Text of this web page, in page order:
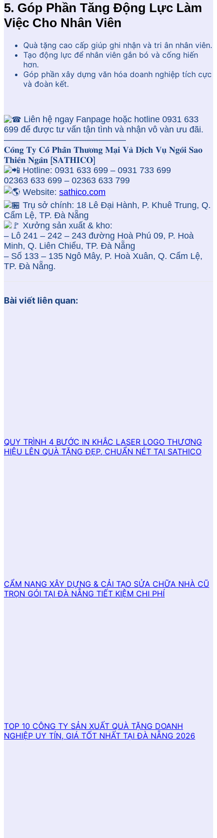
5. Góp Phần Tăng Động Lực Làm
Việc Cho Nhân Viên
Quà tặng cao cấp giúp ghi nhận và tri ân nhân viên.
Tạo động lực để nhân viên gắn bó và cống hiến
hơn.
Góp phần xây dựng văn hóa doanh nghiệp tích cực
và đoàn kết.
Liên hệ ngay Fanpage hoặc hotline 0931 633
699 để được tư vấn tận tình và nhận vô vàn ưu đãi.
——————————————
𝐂𝐨̂𝐧𝐠 𝐓𝐲 𝐂𝐨̂̉ 𝐏𝐡𝐚̂̀𝐧 𝐓𝐡𝐮̛𝐨̛𝐧𝐠 𝐌𝐚̣𝐢 𝐕𝐚̀ 𝐃𝐢̣𝐜𝐡 𝐕𝐮̣ 𝐍𝐠𝐨̂𝐢 𝐒𝐚𝐨
𝐓𝐡𝐢𝐞̂𝐧 𝐍𝐠𝐚̂𝐧 [𝐒𝐀𝐓𝐇𝐈𝐂𝐎]
Hotline: 0931 633 699 – 0931 733 699
02363 633 699 – 02363 633 799
Website: sathico.com
Trụ sở chính: 18 Lê Đại Hành, P. Khuê Trung, Q.
Cẩm Lệ, TP. Đà Nẵng
Xưởng sản xuất & kho:
– Lô 241 – 242 – 243 đường Hoà Phú 09, P. Hoà
Minh, Q. Liên Chiểu, TP. Đà Nẵng
– Số 133 – 135 Ngô Mây, P. Hoà Xuân, Q. Cẩm Lệ,
TP. Đà Nẵng.
Bài viết liên quan:
QUY TRÌNH 4 BƯỚC IN KHẮC LASER LOGO THƯƠNG
HIỆU LÊN QUÀ TẶNG ĐẸP, CHUẨN NÉT TẠI SATHICO
CẨM NANG XÂY DỰNG & CẢI TẠO SỬA CHỮA NHÀ CŨ
TRỌN GÓI TẠI ĐÀ NẴNG TIẾT KIỆM CHI PHÍ
TOP 10 CÔNG TY SẢN XUẤT QUÀ TẶNG DOANH
NGHIỆP UY TÍN, GIÁ TỐT NHẤT TẠI ĐÀ NẴNG 2026